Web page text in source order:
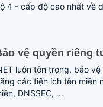
4 - cấp độ cao nhất về
vệ quyền riêng
luôn tôn trọng, bảo
các tiện ích tên miền
DNSSEC, ...